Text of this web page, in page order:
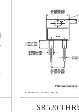
SR520